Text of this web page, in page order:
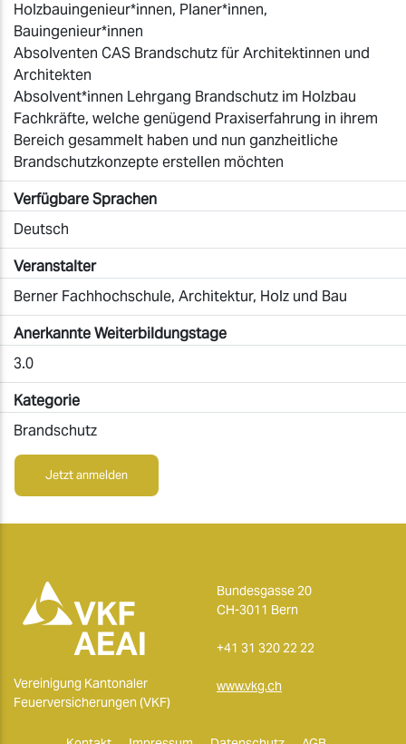
Holzbauingenieur*innen, Planer*innen,
Bauingenieur*innen
Absolventen CAS Brandschutz für Architektinnen und
Architekten
Absolvent*innen Lehrgang Brandschutz im Holzbau
Fachkräfte, welche genügend Praxiserfahrung in ihrem
Bereich gesammelt haben und nun ganzheitliche
Brandschutzkonzepte erstellen möchten
Verfügbare Sprachen
Deutsch
Veranstalter
Berner Fachhochschule, Architektur, Holz und Bau
Anerkannte Weiterbildungstage
3.0
Kategorie
Brandschutz
Jetzt anmelden
Vereinigung Kantonaler
Feuerversicherungen (VKF)
Bundesgasse 20
CH-3011 Bern
+41 31 320 22 22
www.vkg.ch